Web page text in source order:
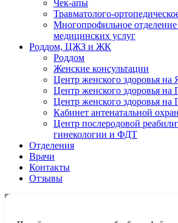
Чек-апы
Травматолого-
Многопрофильное
медицинских услуг
Роддом, ЦЖЗ и ЖК
Роддом
Женские консультации
Центр женского здоровья на
Центр женского здоровья на
Центр женского здоровья на
Кабинет антенатальной
Центр послеродовой
гинекологии и ФДТ
Отделения
Врачи
Контакты
Отзывы